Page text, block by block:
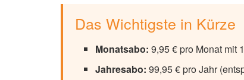
Das Wichtigste in Kürze
Monatsabo: 9,95 € pro Monat mit
Jahresabo: 99,95 € pro Jahr